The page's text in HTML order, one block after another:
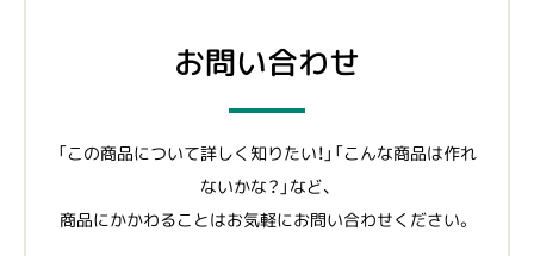
お問い合わせ
「この商品について詳しく知りたい！」「こんな商品は作れ
ないかな？」など、
商品にかかわることはお気軽にお問い合わせください。